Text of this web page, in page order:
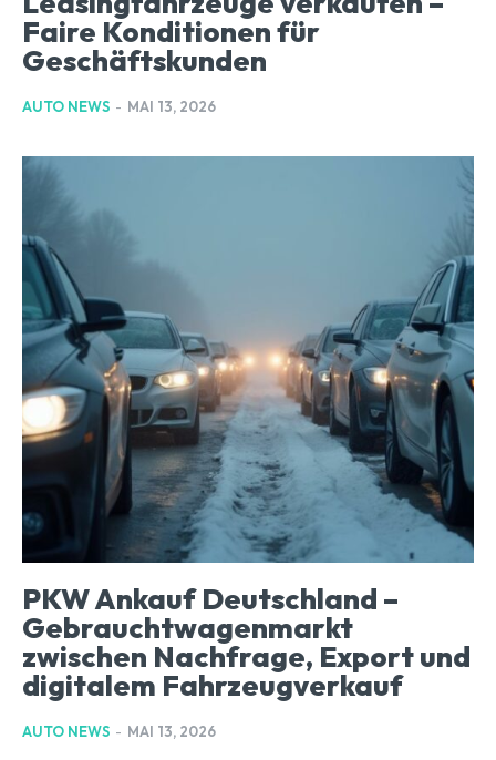
Faire Konditionen für
Geschäftskunden
AUTO NEWS - MAI 13, 2026
PKW Ankauf Deutschland –
Gebrauchtwagenmarkt
zwischen Nachfrage, Export und
digitalem Fahrzeugverkauf
AUTO NEWS - MAI 13, 2026